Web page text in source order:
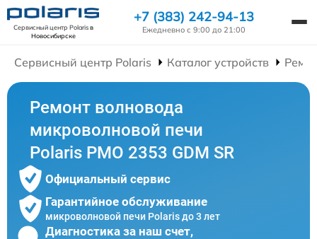
Сервисный центр Polarisв
Новосибирске
+7 (383) 242-94-13
Ежедневно с 9:00 до 21:00
Сервисный центр Polaris Каталог устройств
Ремонт волновода
микроволновой печи
Polaris PMO 2353 GDM SR
Официальный сервис
Гарантийное обслуживание
микроволновой печи Polaris до 3 лет
Диагностика за наш счет,